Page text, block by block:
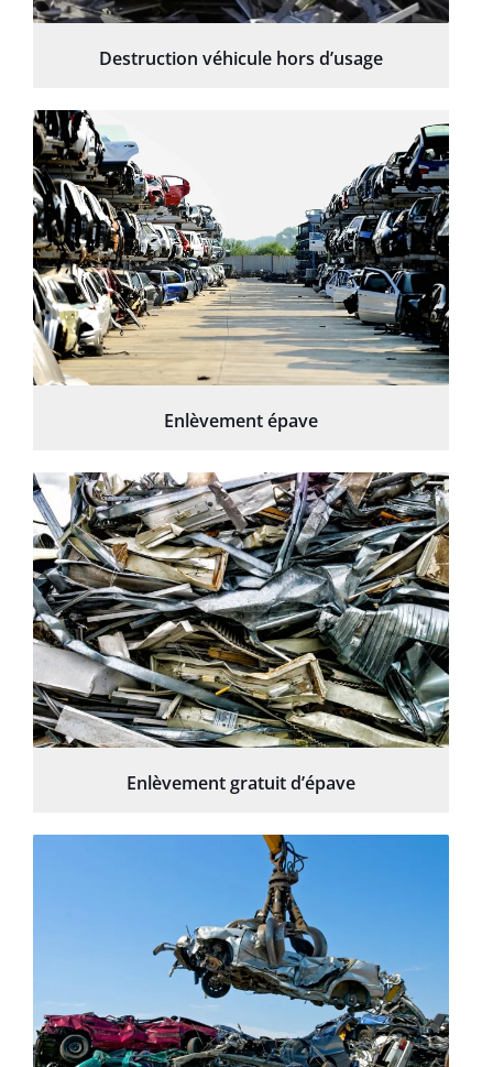
Destruction véhicule hors d’usage
Enlèvement épave
Enlèvement gratuit d’épave